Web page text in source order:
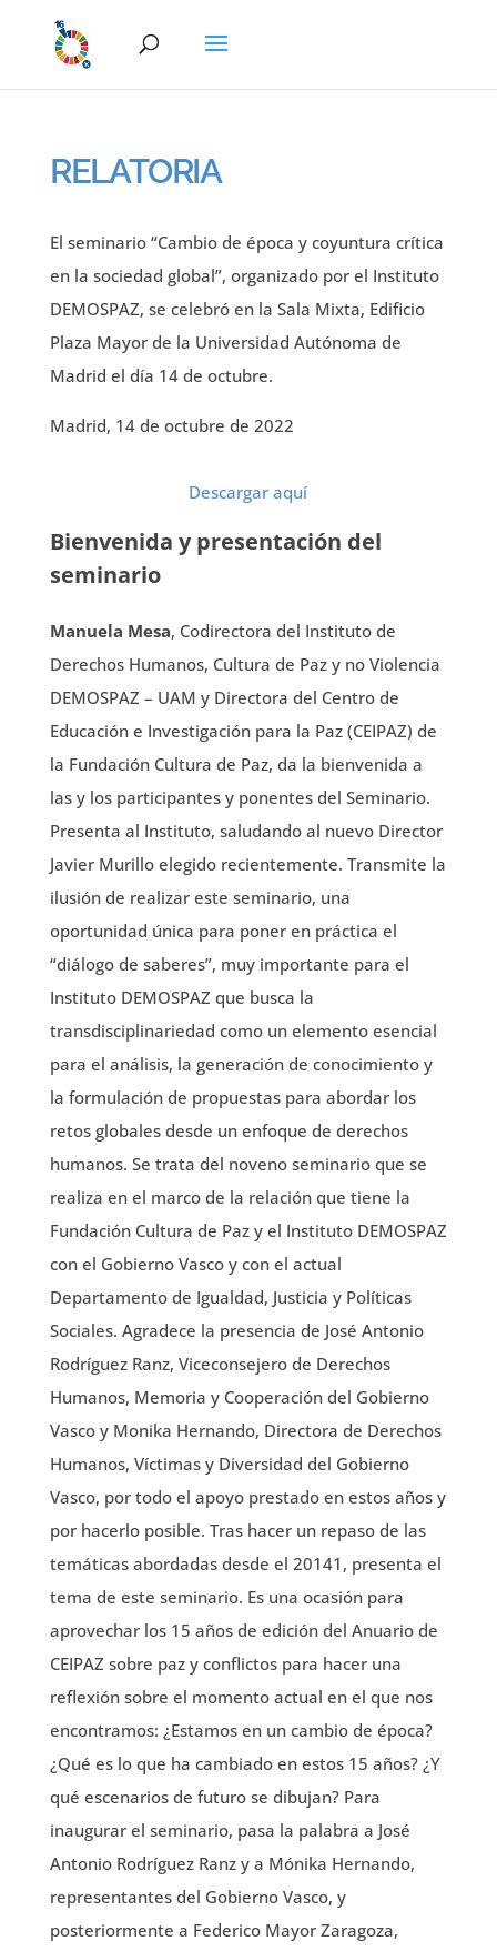
RELATORIA
El seminario “Cambio de época y coyuntura crítica
en la sociedad global”, organizado por el Instituto
DEMOSPAZ, se celebró en la Sala Mixta, Edificio
Plaza Mayor de la Universidad Autónoma de
Madrid el día 14 de octubre.
Madrid, 14 de octubre de 2022
Descargar aquí
Bienvenida y presentación del
seminario
Manuela Mesa, Codirectora del Instituto de
Derechos Humanos, Cultura de Paz y no Violencia
DEMOSPAZ – UAM y Directora del Centro de
Educación e Investigación para la Paz (CEIPAZ) de
la Fundación Cultura de Paz, da la bienvenida a
las y los participantes y ponentes del Seminario.
Presenta al Instituto, saludando al nuevo Director
Javier Murillo elegido recientemente. Transmite la
ilusión de realizar este seminario, una
oportunidad única para poner en práctica el
“diálogo de saberes”, muy importante para el
Instituto DEMOSPAZ que busca la
transdisciplinariedad como un elemento esencial
para el análisis, la generación de conocimiento y
la formulación de propuestas para abordar los
retos globales desde un enfoque de derechos
humanos. Se trata del noveno seminario que se
realiza en el marco de la relación que tiene la
Fundación Cultura de Paz y el Instituto DEMOSPAZ
con el Gobierno Vasco y con el actual
Departamento de Igualdad, Justicia y Políticas
Sociales. Agradece la presencia de José Antonio
Rodríguez Ranz, Viceconsejero de Derechos
Humanos, Memoria y Cooperación del Gobierno
Vasco y Monika Hernando, Directora de Derechos
Humanos, Víctimas y Diversidad del Gobierno
Vasco, por todo el apoyo prestado en estos años y
por hacerlo posible. Tras hacer un repaso de las
temáticas abordadas desde el 20141, presenta el
tema de este seminario. Es una ocasión para
aprovechar los 15 años de edición del Anuario de
CEIPAZ sobre paz y conflictos para hacer una
reflexión sobre el momento actual en el que nos
encontramos: ¿Estamos en un cambio de época?
¿Qué es lo que ha cambiado en estos 15 años? ¿Y
qué escenarios de futuro se dibujan? Para
inaugurar el seminario, pasa la palabra a José
Antonio Rodríguez Ranz y a Mónika Hernando,
representantes del Gobierno Vasco, y
posteriormente a Federico Mayor Zaragoza,